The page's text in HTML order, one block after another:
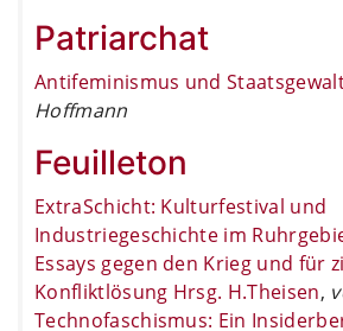
Patriarchat
Antifeminismus und
Hoffmann
Feuilleton
ExtraSchicht: Kulturfestival und
Industriegeschichte im
Essays gegen den Krieg und für
Konfliktlösung Hrsg. H.Theisen,
Technofaschismus: Ein